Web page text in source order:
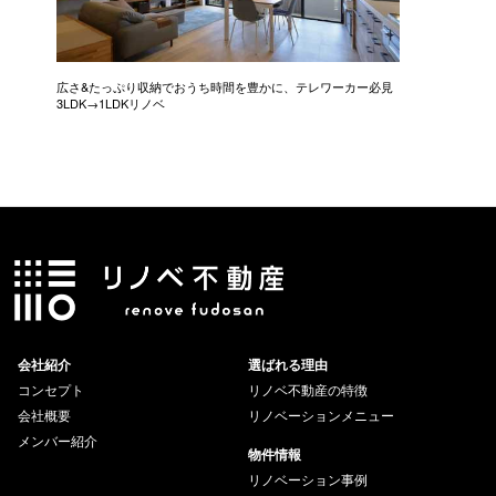
広さ&たっぷり収納でおうち時間を豊かに、テレワーカー必見
3LDK→1LDKリノベ
会社紹介
コンセプト
会社概要
メンバー紹介
選ばれる理由
リノベ不動産の特徴
リノベーションメニュー
物件情報
リノベーション事例